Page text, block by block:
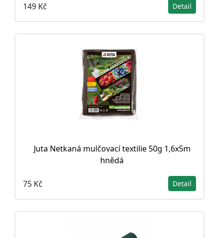
149 Kč Detail
Juta Netkaná mulčovací textilie 50g 1,6x5m
hnědá
75 Kč Detail